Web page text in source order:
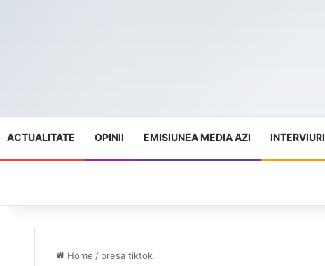
ACTUALITATE OPINII EMISIUNEA MEDIA AZI INTERVIURI
Home / presa tiktok